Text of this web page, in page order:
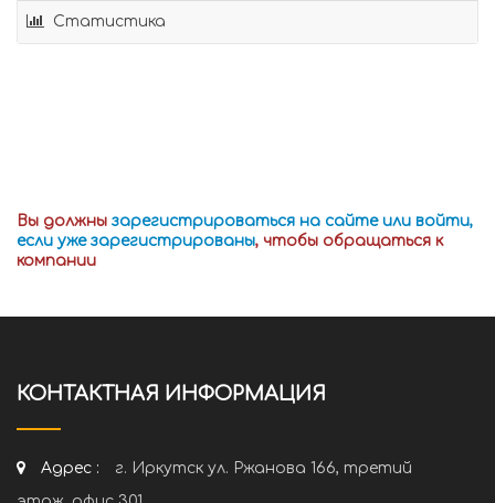
Статистика
Вы должны зарегистрироваться на сайте или войти,
если уже зарегистрированы, чтобы обращаться к
компании
КОНТАКТНАЯ ИНФОРМАЦИЯ
Адрес :
г. Иркутск ул. Ржанова 166, третий